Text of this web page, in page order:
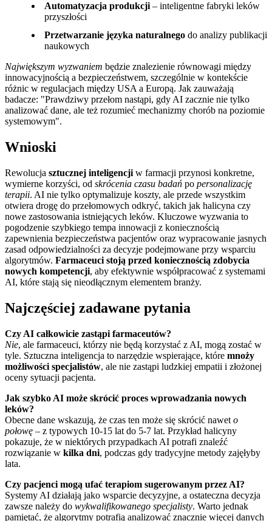
Automatyzacja produkcji – inteligentne fabryki leków
przyszłości
Przetwarzanie języka naturalnego do analizy publikacji
naukowych
Największym wyzwaniem będzie znalezienie równowagi między
innowacyjnością a bezpieczeństwem, szczególnie w kontekście
różnic w regulacjach między USA a Europą. Jak zauważają
badacze:
Prawdziwy przełom nastąpi, gdy AI zacznie nie tylko
analizować dane, ale też rozumieć mechanizmy chorób na poziomie
systemowym .
Wnioski
Rewolucja sztucznej inteligencji w farmacji przynosi konkretne,
wymierne korzyści, od skrócenia czasu badań po personalizację
terapii. AI nie tylko optymalizuje koszty, ale przede wszystkim
otwiera drogę do przełomowych odkryć, takich jak halicyna czy
nowe zastosowania istniejących leków. Kluczowe wyzwania to
pogodzenie szybkiego tempa innowacji z koniecznością
zapewnienia bezpieczeństwa pacjentów oraz wypracowanie jasnych
zasad odpowiedzialności za decyzje podejmowane przy wsparciu
algorytmów. Farmaceuci stoją przed koniecznością zdobycia
nowych kompetencji, aby efektywnie współpracować z systemami
AI, które stają się nieodłącznym elementem branży.
Najczęściej zadawane pytania
Czy AI całkowicie zastąpi farmaceutów?
Nie, ale farmaceuci, którzy nie będą korzystać z AI, mogą zostać w
tyle. Sztuczna inteligencja to narzędzie wspierające, które mnoży
możliwości specjalistów, ale nie zastąpi ludzkiej empatii i złożonej
oceny sytuacji pacjenta.
Jak szybko AI może skrócić proces wprowadzania nowych
leków?
Obecne dane wskazują, że czas ten może się skrócić nawet o
połowę – z typowych 10-15 lat do 5-7 lat. Przykład halicyny
pokazuje, że w niektórych przypadkach AI potrafi znaleźć
rozwiązanie w kilka dni, podczas gdy tradycyjne metody zajęłyby
lata.
Czy pacjenci mogą ufać terapiom sugerowanym przez AI?
Systemy AI działają jako wsparcie decyzyjne, a ostateczna decyzja
zawsze należy do wykwalifikowanego specjalisty. Warto jednak
pamiętać, że algorytmy potrafią analizować znacznie więcej danych